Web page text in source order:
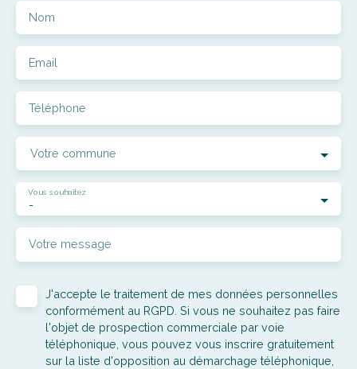
Nom
Email
Téléphone
Votre commune
-
Vous souhaitez
Votre message
J'accepte le traitement de mes données personnelles
conformément au RGPD. Si vous ne souhaitez pas faire
l'objet de prospection commerciale par voie
téléphonique, vous pouvez vous inscrire gratuitement
sur la liste d'opposition au démarchage téléphonique,